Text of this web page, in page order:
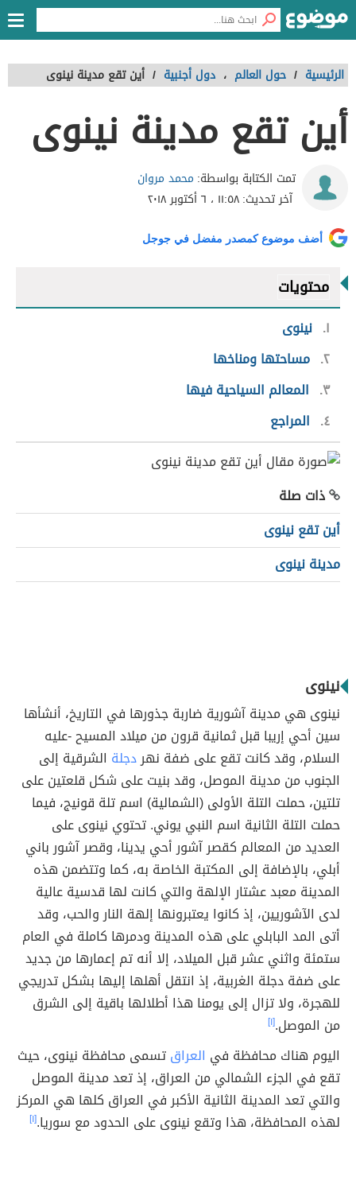
الرئيسية / حول العالم ، دول أجنبية / أين تقع مدينة نينوى
أين تقع مدينة نينوى
تمت الكتابة بواسطة: محمد مروان
آخر تحديث:١١:٥٨ ، ٦ أكتوبر ٢٠١٨
أضف موضوع كمصدر مفضل في جوجل
محتويات
١ نينوى
٢ مساحتها ومناخها
٣
المعالم السياحية فيها
٤
المراجع
ذات صلة
أين تقع نينوى
مدينة نينوى
نينوى
نينوى هي مدينة آشورية ضاربة جذورها في التاريخ، أنشأها
سين أحي إريبا قبل ثمانية قرون من ميلاد المسيح -عليه
السلام، وقد كانت تقع على ضفة نهردجلة الشرقية إلى
الجنوب من مدينة الموصل، وقد بنيت على شكل قلعتين على
تلتين، حملت التلة الأولى (الشمالية) اسم تلة قونيج، فيما
حملت التلة الثانية اسم النبي يوني. تحتوي نينوى على
العديد من المعالم كقصر آشور أحي يدينا، وقصر آشور باني
أبلي، بالإضافة إلى المكتبة الخاصة به، كما وتتضمن هذه
المدينة معبد عشتار الإلهة والتي كانت لها قدسية عالية
لدى الآشوريين، إذ كانوا يعتبرونها إلهة النار والحب، وقد
أتى المد البابلي على هذه المدينة ودمرها كاملة في العام
ستمئة واثني عشر قبل الميلاد، إلا أنه تم إعمارها من جديد
على ضفة دجلة الغربية، إذ انتقل أهلها إليها بشكل تدريجي
للهجرة، ولا تزال إلى يومنا هذا أطلالها باقية إلى الشرق
من الموصل.[١]
اليوم هناك محافظة في العراقتسمى محافظة نينوى، حيث
تقع في الجزء الشمالي من العراق، إذ تعد مدينة الموصل
والتي تعد المدينة الثانية الأكبر في العراق كلها هي المركز
لهذه المحافظة، هذا وتقع نينوى على الحدود مع سوريا.[١]